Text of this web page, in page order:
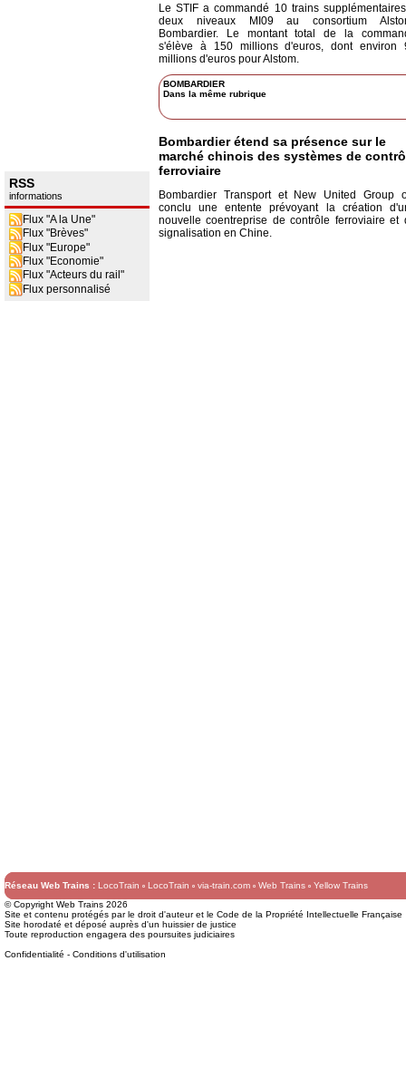
RSS
informations
Flux "A la Une"
Flux "Brèves"
Flux "Europe"
Flux "Economie"
Flux "Acteurs du rail"
Flux personnalisé
Le STIF a commandé 10 trains
deux niveaux MI09 au consortium
Bombardier. Le montant total de la
s'élève à 150 millions d'euros, dont environ
millions d'euros pour Alstom.
BOMBARDIER
Dans la même rubrique
Bombardier étend sa présence sur le
marché chinois des systèmes de
ferroviaire
Bombardier Transport et New United Group
conclu une entente prévoyant la création
nouvelle coentreprise de contrôle ferroviaire et
signalisation en Chine.
Réseau Web Trains : LocoTrain LocoTrain via-train.com Web Trains
Yellow Trains
© Copyright Web Trains 2026
Site et contenu protégés par le droit d'auteur et le Code de la Propriété Intellectuelle Française
Site horodaté et déposé auprès d'un huissier de justice
Toute reproduction engagera des poursuites judiciaires
Confidentialité - Conditions d'utilisation